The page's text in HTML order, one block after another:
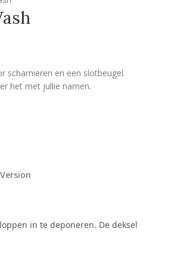
scharnieren en een slotbeugel.
het met jullie namen.
in te deponeren. De deksel